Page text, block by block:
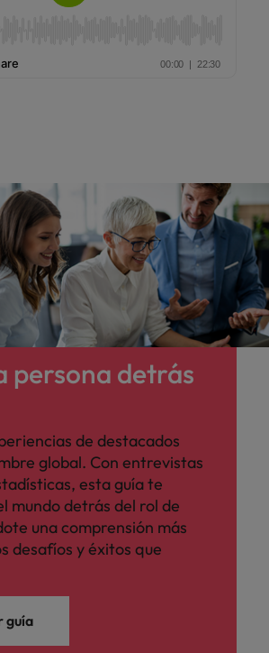
persona detrás
de destacados
global. Con entrevistas
esta guía te
mundo detrás del rol de
una comprensión más
desafíos y éxitos que
guía